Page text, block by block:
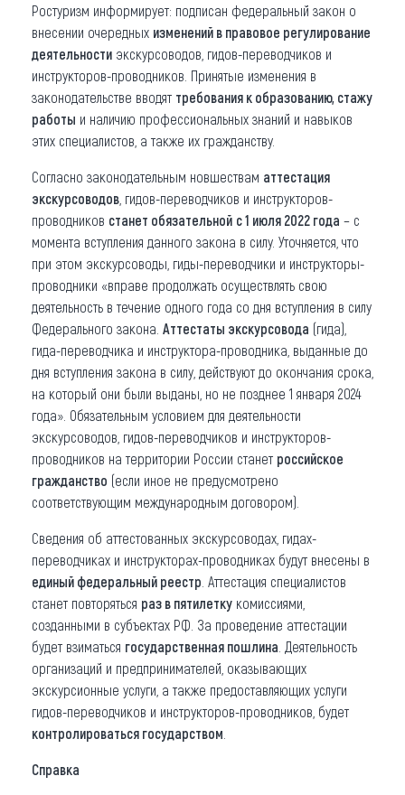
Ростуризм информирует: подписан федеральный закон о
внесении очередных изменений в правовое регулирование
деятельности экскурсоводов, гидов-переводчиков и
инструкторов-проводников. Принятые изменения в
законодательстве вводят требования к образованию, стажу
работы и наличию профессиональных знаний и навыков
этих специалистов, а также их гражданству.
Согласно законодательным новшествам аттестация
экскурсоводов , гидов-переводчиков и инструкторов-
проводников станет обязательной с 1 июля 2022 года – с
момента вступления данного закона в силу. Уточняется, что
при этом экскурсоводы, гиды-переводчики и инструкторы-
проводники «вправе продолжать осуществлять свою
деятельность в течение одного года со дня вступления в силу
Федерального закона. Аттестаты экскурсовода (гида),
гида-переводчика и инструктора-проводника, выданные до
дня вступления закона в силу, действуют до окончания срока,
на который они были выданы, но не позднее 1 января 2024
года». Обязательным условием для деятельности
экскурсоводов, гидов-переводчиков и инструкторов-
проводников на территории России станет российское
гражданство (если иное не предусмотрено
соответствующим международным договором).
Сведения об аттестованных экскурсоводах, гидах-
переводчиках и инструкторах-проводниках будут внесены в
единый федеральный реестр . Аттестация специалистов
станет повторяться раз в пятилетку комиссиями,
созданными в субъектах РФ. За проведение аттестации
будет взиматься государственная пошлина . Деятельность
организаций и предпринимателей, оказывающих
экскурсионные услуги, а также предоставляющих услуги
гидов-переводчиков и инструкторов-проводников, будет
контролироваться государством
Справка